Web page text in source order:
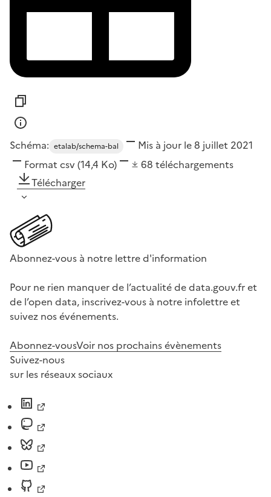
Schéma: etalab/schema-bal
Mis à jour le 8 juillet 2021
Format csv(14,4 Ko) 68 téléchargements
Télécharger
Abonnez-vous à notre lettre d'information
Pour ne rien manquer de l’actualité de data.gouv.fr et
de l’open data, inscrivez-vous à notre infolettre et
suivez nos événements.
Abonnez-vousVoir nos prochains évènements
Suivez-nous
sur les réseaux sociaux